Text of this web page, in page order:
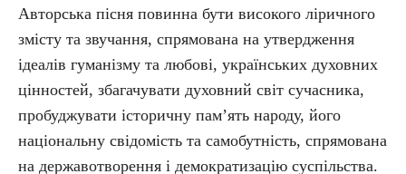
Авторська пісня повинна бути високого ліричного
змісту та звучання, спрямована на утвердження
ідеалів гуманізму та любові, українських духовних
цінностей, збагачувати духовний світ сучасника,
пробуджувати історичну пам’ять народу, його
національну свідомість та самобутність, спрямована
на державотворення і демократизацію суспільства.